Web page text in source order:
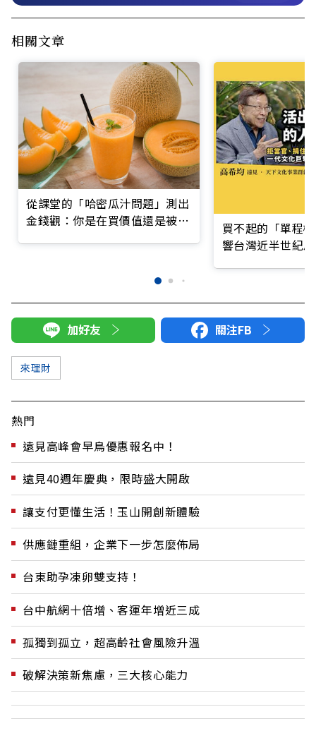
相關文章
從課堂的「哈密瓜汁問題」測出
金錢觀：你是在買價值還是被折
買不起的「單程
響台灣近半世紀
加好友 關注FB
來理財
熱門
遠見高峰會早鳥優惠報名中！
遠見40週年慶典，限時盛大開啟
讓支付更懂生活！玉山開創新體驗
供應鏈重組，企業下一步怎麼佈局
台東助孕凍卵雙支持！
台中航網十倍增、客運年增近三成
孤獨到孤立，超高齡社會風險升溫
破解決策新焦慮，三大核心能力